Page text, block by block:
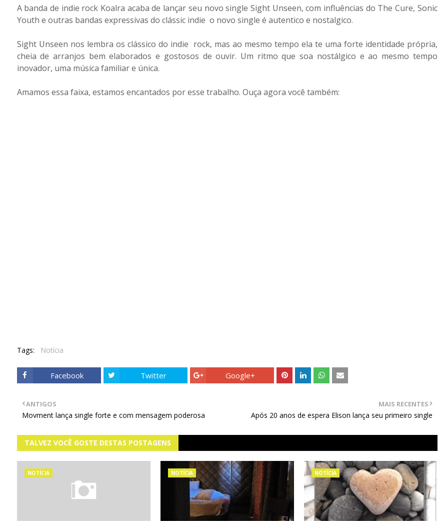
A banda de indie rock Koalra acaba de lançar seu novo single Sight Unseen, com influências do The Cure, Sonic
Youth e outras bandas expressivas do clássic indie o novo single é autentico e nostalgico.
Sight Unseen nos lembra os clássico do indie rock, mas ao mesmo tempo ela te uma forte identidade própria,
cheia de arranjos bem elaborados e gostosos de ouvir. Um ritmo que soa nostálgico e ao mesmo tempo
inovador, uma música familiar e única.
Amamos essa faixa, estamos encantados por esse trabalho. Ouça agora você também:
Tags: Notícia
Facebook Twitter Google+
MAIS RECENTES
Após 20 anos de espera Elison lança seu primeiro single
ANTIGOS
Movment lança single forte e com mensagem poderosa
TALVEZ VOCÊ GOSTE DESTAS POSTAGENS
NOTÍCIA NOTÍCIA NOTÍCIA